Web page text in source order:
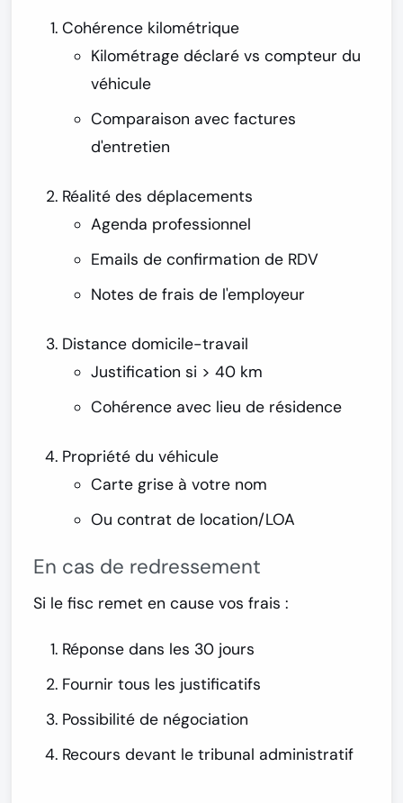
Cohérence kilométrique
Kilométrage déclaré vs compteur du
véhicule
Comparaison avec factures
d'entretien
Réalité des déplacements
Agenda professionnel
Emails de confirmation de RDV
Notes de frais de l'employeur
Distance domicile-travail
Justification si > 40 km
Cohérence avec lieu de résidence
Propriété du véhicule
Carte grise à votre nom
Ou contrat de location/LOA
En cas de redressement
Si le fisc remet en cause vos frais :
Réponse dans les 30 jours
Fournir tous les justificatifs
Possibilité de négociation
Recours devant le tribunal administratif